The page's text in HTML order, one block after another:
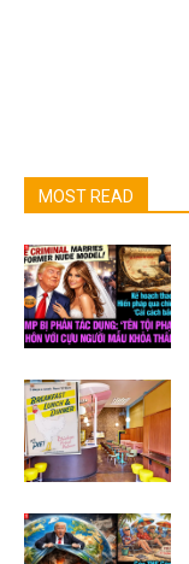
MOST READ